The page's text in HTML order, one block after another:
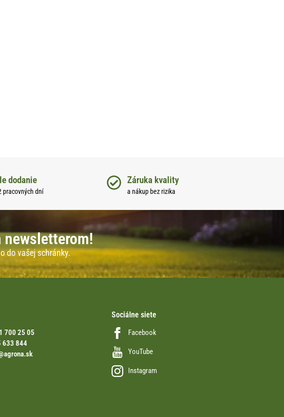
dodanie
pracovných dní
Záruka kvality
a nákup bez rizika
newsletterom!
do vašej schránky.
700 25 05
633 844
Sociálne siete
Facebook
YouTube
Instagram